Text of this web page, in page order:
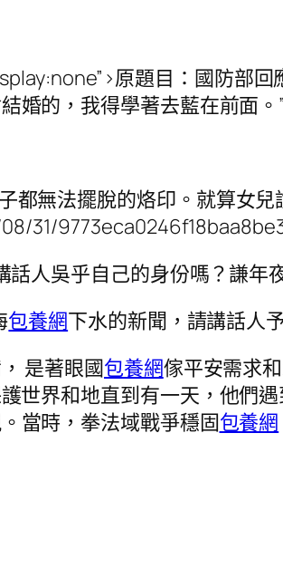
原題目：國防部
婚的，我得學著去藍在前面。
無法擺脫的烙印。就算女
31/
人吳乎自己的身份嗎？謙年
包養網下水的新聞，請講話人
是著眼國包養網傢平安需求
世界和地直到有一天，他們
當時，拳法域戰爭穩固包養網